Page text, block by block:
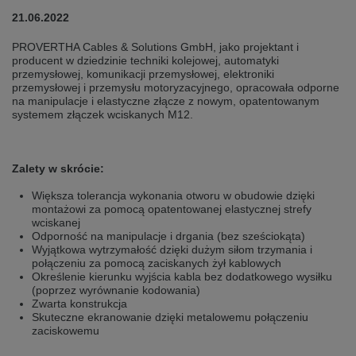
switch to the German version?
Switch to German version Stay on this version
Wir haben erkannt, dass ihr Browser eine andere Sprache als die derzeit
angezeigte bevorzugt. Diese Webseite ist auch auf Deutsch verfügbar.
Möchten Sie zur Deutschen Version wechseln?
We have detected, that your browser prefers another language than the
switch to the Czech version?
Switch to Czech version Stay on this version
Zdá se, že Váš prohlížeč je v jiném jazyce, než jaký je momentálně používán.
Tato stránka je k dispozici i v češtině. Chcete přepnout na českou verzi?
Přepnout na českou verzi Zůstaňte v této verzi
Váš prohlížeč se zdá být v jiném jazyce, než je právě používaný jazyk. Tato
21.06.2022
PROVERTHA Cables & Solutions GmbH, jako projektant i
producent w dziedzinie techniki kolejowej, automatyki
przemysłowej, komunikacji przemysłowej, elektroniki
przemysłowej i przemysłu motoryzacyjnego, opracowała odporne
na manipulacje i elastyczne złącze z nowym, opatentowanym
systemem złączek wciskanych M12.
Zalety w skrócie:
Większa tolerancja wykonania otworu w obudowie dzięki
montażowi za pomocą opatentowanej elastycznej strefy
wciskanej
Odporność na manipulacje i drgania (bez sześciokąta)
Wyjątkowa wytrzymałość dzięki dużym siłom trzymania i
połączeniu za pomocą zaciskanych żył kablowych
Określenie kierunku wyjścia kabla bez dodatkowego wysiłku
(poprzez wyrównanie kodowania)
Zwarta konstrukcja
Skuteczne ekranowanie dzięki metalowemu połączeniu
zaciskowemu